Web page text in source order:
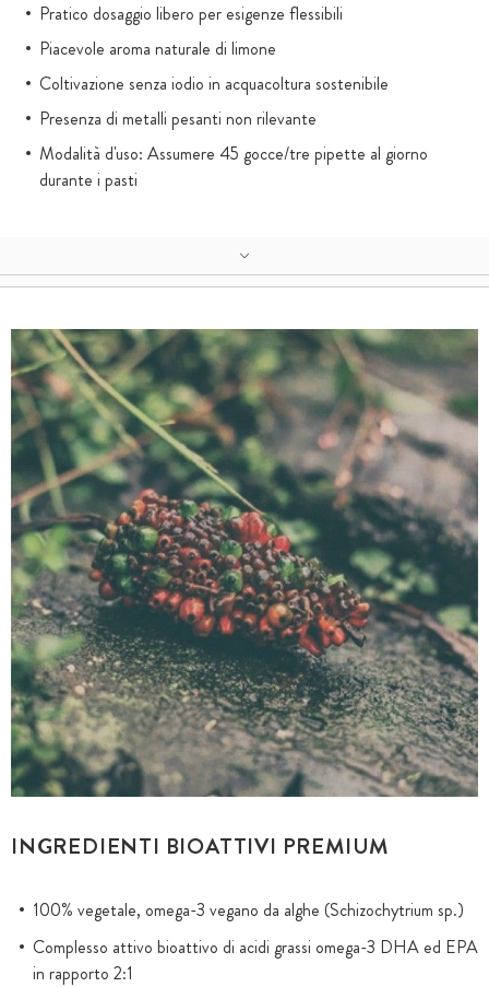
Pratico dosaggio libero per esigenze flessibili
Piacevole aroma naturale di limone
Coltivazione senza iodio in acquacoltura sostenibile
Presenza di metalli pesanti non rilevante
Modalità d'uso: Assumere 45 gocce/tre pipette al giorno
durante i pasti
INGREDIENTI BIOATTIVI PREMIUM
100% vegetale, omega-3 vegano da alghe (Schizochytrium sp.)
Complesso attivo bioattivo di acidi grassi omega-3 DHA ed EPA
in rapporto 2:1